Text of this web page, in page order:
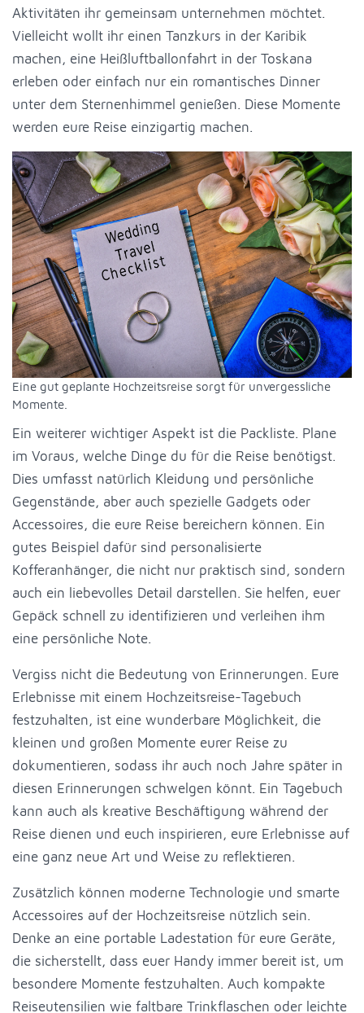
Aktivitäten ihr gemeinsam unternehmen möchtet.
Vielleicht wollt ihr einen Tanzkurs in der Karibik
machen, eine Heißluftballonfahrt in der Toskana
erleben oder einfach nur ein romantisches Dinner
unter dem Sternenhimmel genießen. Diese Momente
werden eure Reise einzigartig machen.
Eine gut geplante Hochzeitsreise sorgt für unvergessliche
Momente.
Ein weiterer wichtiger Aspekt ist die Packliste. Plane
im Voraus, welche Dinge du für die Reise benötigst.
Dies umfasst natürlich Kleidung und persönliche
Gegenstände, aber auch spezielle Gadgets oder
Accessoires, die eure Reise bereichern können. Ein
gutes Beispiel dafür sind personalisierte
Kofferanhänger, die nicht nur praktisch sind, sondern
auch ein liebevolles Detail darstellen. Sie helfen, euer
Gepäck schnell zu identifizieren und verleihen ihm
eine persönliche Note.
Vergiss nicht die Bedeutung von Erinnerungen. Eure
Erlebnisse mit einem Hochzeitsreise-Tagebuch
festzuhalten, ist eine wunderbare Möglichkeit, die
kleinen und großen Momente eurer Reise zu
dokumentieren, sodass ihr auch noch Jahre später in
diesen Erinnerungen schwelgen könnt. Ein Tagebuch
kann auch als kreative Beschäftigung während der
Reise dienen und euch inspirieren, eure Erlebnisse auf
eine ganz neue Art und Weise zu reflektieren.
Zusätzlich können moderne Technologie und smarte
Accessoires auf der Hochzeitsreise nützlich sein.
Denke an eine portable Ladestation für eure Geräte,
die sicherstellt, dass euer Handy immer bereit ist, um
besondere Momente festzuhalten. Auch kompakte
Reiseutensilien wie faltbare Trinkflaschen oder leichte